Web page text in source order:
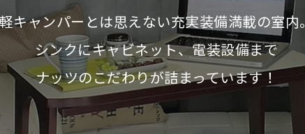
キャンパーとは思えない充実装備満載の室内。
シンクにキャビネット、電装設備まで
ナッツのこだわりが詰まっています！